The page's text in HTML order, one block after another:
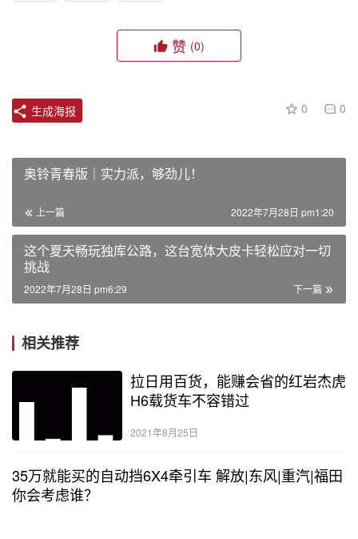
赞 (0)
0 0
生成海报
奥铃青春版｜实力派，够劲儿！
上一篇 2022年7月28日 pm1:20
这个夏天畅玩独库公路，这台宽体大皮卡轻松应对一切
挑战
下一篇
2022年7月28日 pm6:29
相关推荐
拉日用百货，能赚会省的红岩杰虎
H6载货车不容错过
2021年8月25日
35万就能买的自动挡6X4牵引车 解放|东风|重汽|福田
你会考虑谁？